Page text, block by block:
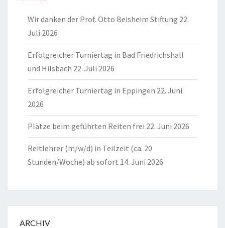
Wir danken der Prof. Otto Beisheim Stiftung 22.
Juli 2026
Erfolgreicher Turniertag in Bad Friedrichshall
und Hilsbach 22. Juli 2026
Erfolgreicher Turniertag in Eppingen 22. Juni
2026
Plätze beim geführten Reiten frei 22. Juni 2026
Reitlehrer (m/w/d) in Teilzeit (ca. 20
Stunden/Woche) ab sofort 14. Juni 2026
ARCHIV